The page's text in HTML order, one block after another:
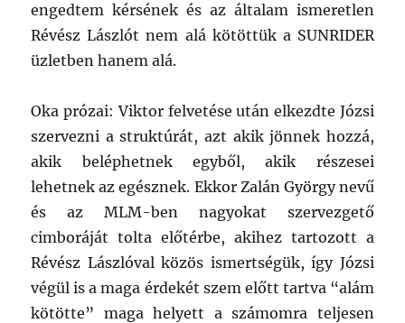
engedtem kérsének és az általam ismeretlen
Révész Lászlót nem alá kötöttük a SUNRIDER
üzletben hanem alá.
Oka prózai: Viktor felvetése után elkezdte Józsi
szervezni a struktúrát, azt akik jönnek hozzá,
akik beléphetnek egyből, akik részesei
lehetnek az egésznek. Ekkor Zalán György nevű
és az MLM-ben nagyokat szervezgető
cimboráját tolta előtérbe, akihez tartozott a
Révész Lászlóval közös ismertségük, így Józsi
végül is a maga érdekét szem előtt tartva “alám
kötötte” maga helyett a számomra teljesen